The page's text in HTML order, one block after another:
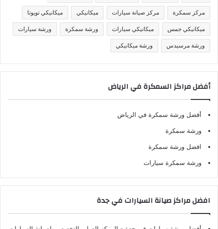
مركز سمكرة مركز صيانة سيارات ميكانيكي ميكانيكي تويوتا
ميكانيكي جمس ميكانيكي سيارات ورشة سمكرة ورشة سيارات
ورشة مرسيدس ورشة ميكانيكي
أفضل مراكز السمكرة في الرياض
أفضل ورشة سمكرة في الرياض
ورشة سمكرة
افضل ورشة سمكرة
ورشة سمكرة سيارات
افضل مراكز صيانة السيارات في جدة